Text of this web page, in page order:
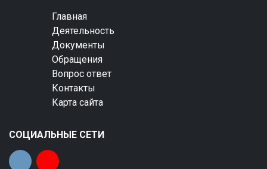
Главная
Деятельность
Документы
Обращения
Вопрос ответ
Контакты
Карта сайта
СОЦИАЛЬНЫЕ СЕТИ